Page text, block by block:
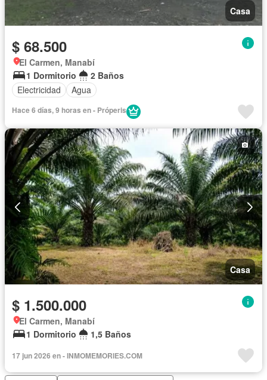
Casa
$ 68.500
El Carmen, Manabí
1 Dormitorio
2 Baños
Electricidad
Agua
Hace 6 días, 9 horas en - Próperis
Casa
$ 1.500.000
El Carmen, Manabí
1 Dormitorio
1,5 Baños
17 jun 2026 en - INMOMEMORIES.COM